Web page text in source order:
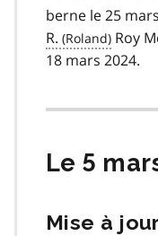
berne le 25
R.
Roy
18 mars 2024.
Le 5
Mise à